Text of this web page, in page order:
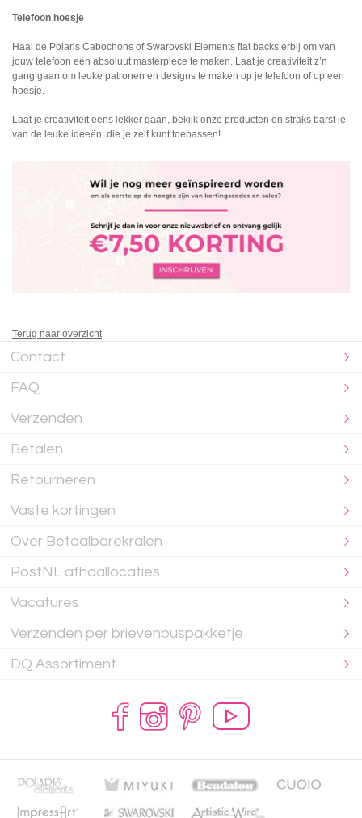
Telefoon hoesje
Haal de Polaris Cabochons of Swarovski Elements flat backs erbij om van
jouw telefoon een absoluut masterpiece te maken. Laat je creativiteit z’n
gang gaan om leuke patronen en designs te maken op je telefoon of op een
hoesje.
Laat je creativiteit eens lekker gaan, bekijk onze producten en straks barst je
van de leuke ideeën, die je zelf kunt toepassen!
Terug naar overzicht
Contact
FAQ
Verzenden
Betalen
Retourneren
Vaste kortingen
Over Betaalbarekralen
PostNL afhaallocaties
Vacatures
Verzenden per brievenbuspakketje
DQ Assortiment